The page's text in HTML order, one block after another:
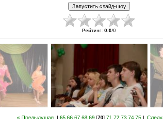
Рейтинг: 0.0/0
« Предыдущая |65 66 67 68 69 [70]71 72 73 74 75 |